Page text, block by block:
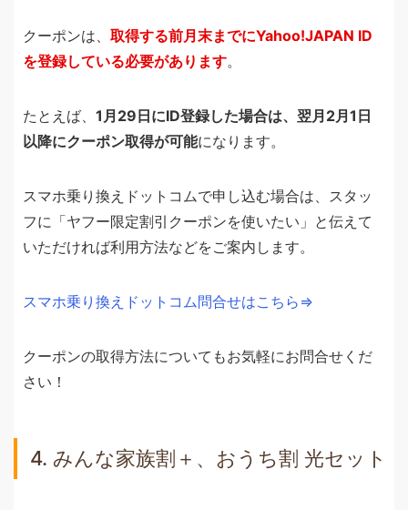
クーポンは、 取得する前月末までにYahoo!JAPAN ID
を登録している必要があります。
たとえば、 1月29日にID登録した場合は、翌月2月1日
以降にクーポン取得が可能になります。
スマホ乗り換えドットコムで申し込む場合は、スタッ
フに「ヤフー限定割引クーポンを使いたい」と伝えて
いただければ利用方法などをご案内します。
スマホ乗り換えドットコム問合せはこちら⇒
クーポンの取得方法についてもお気軽にお問合せくだ
さい！
4. みんな家族割＋、おうち割 光セット